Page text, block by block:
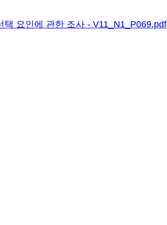
요인에 관한 조사 - V11_N1_P069.pdf